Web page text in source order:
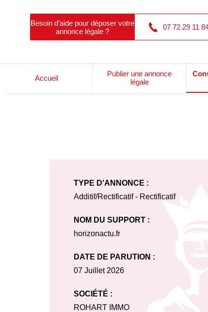
Besoin d’aide pour déposer votre
annonce légale ?
07 72 29 11
Accueil
Publier une annonce
légale
TYPE D'ANNONCE :
Additif/Rectificatif - Rectificatif
NOM DU SUPPORT :
horizonactu.fr
DATE DE PARUTION :
07 Juillet 2026
SOCIÉTÉ :
ROHART IMMO